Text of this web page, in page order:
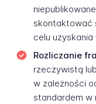
skontaktować
celu
Rozliczanie
rzeczywistą
w zależności
standardem w